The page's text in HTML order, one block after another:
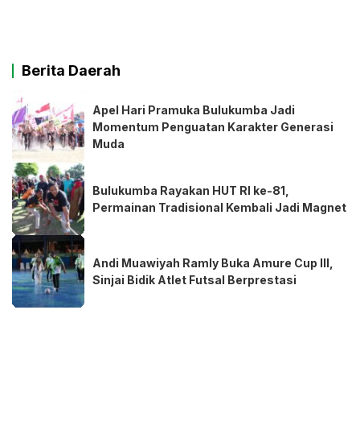
Berita Daerah
Apel Hari Pramuka Bulukumba Jadi
Momentum Penguatan Karakter Generasi
Muda
Bulukumba Rayakan HUT RI ke-81,
Permainan Tradisional Kembali Jadi Magnet
Andi Muawiyah Ramly Buka Amure Cup III,
Sinjai Bidik Atlet Futsal Berprestasi